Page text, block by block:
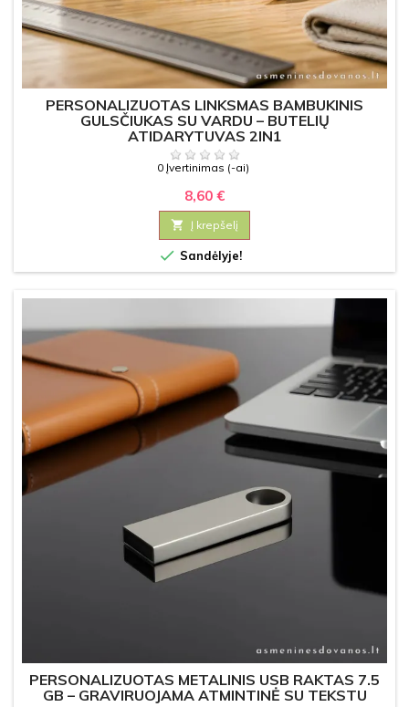
PERSONALIZUOTAS LINKSMAS BAMBUKINIS
GULSČIUKAS SU VARDU – BUTELIŲ
ATIDARYTUVAS 2IN1
0 Įvertinimas (-ai)
8,60 €
 Į krepšelį
 Sandėlyje!
PERSONALIZUOTAS METALINIS USB RAKTAS 7.5
GB – GRAVIRUOJAMA ATMINTINĖ SU TEKSTU